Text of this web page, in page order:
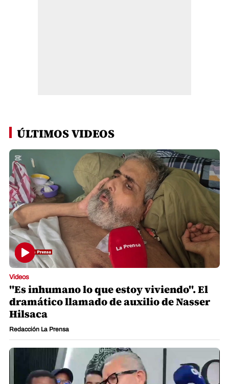
ÚLTIMOS VIDEOS
Videos
"Es inhumano lo que estoy viviendo". El
dramático llamado de auxilio de Nasser
Hilsaca
Redacción La Prensa